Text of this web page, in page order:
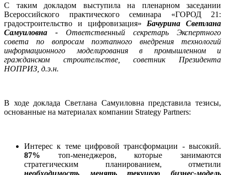
С таким докладом выступила на пленарном заседании
Всероссийского практического семинара «ГОРОД 21:
градостроительство и цифровизация» Бачурина Светлана
Самуиловна - Ответственный секретарь Экспертного
совета по вопросам поэтапного внедрения технологий
информационного моделирования в промышленном и
гражданском строительстве, советник Президента
НОПРИЗ, д.э.н.
В ходе доклада Светлана Самуиловна представила тезисы,
основанные на материалах компании Strategy Partners:
Интерес к теме цифровой трансформации - высокий.
87% топ-менеджеров, которые занимаются
стратегическим планированием, отметили
необходимость менять текущую бизнес-модель